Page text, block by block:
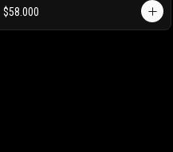
$58.000